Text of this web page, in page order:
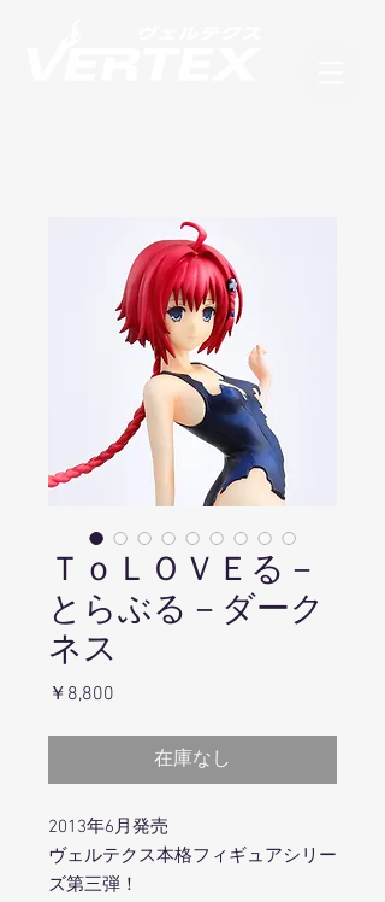
ＴｏＬＯＶＥる－
とらぶる－ダーク
ネス
￥8,800
在庫なし
2013年6月発売
ヴェルテクス本格フィギュアシリー
ズ第三弾！